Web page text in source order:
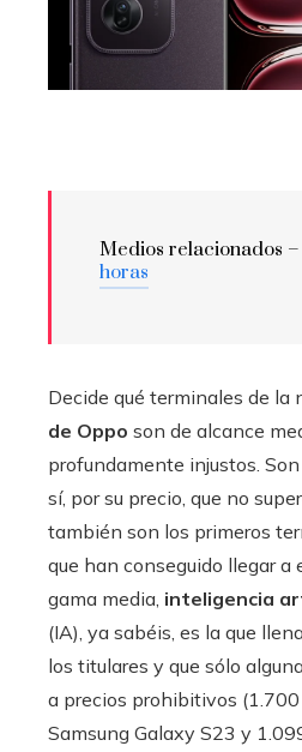
Medios relacionados –
horas
Decide qué terminales de la
de Oppo son de alcance
profundamente injustos.
sí, por su precio, que no
también son los primeros
que han conseguido llegar a
gama media, inteligencia
(IA), ya sabéis, es la que
los titulares y que sólo
a precios prohibitivos (1.700
Samsung Galaxy S23 y